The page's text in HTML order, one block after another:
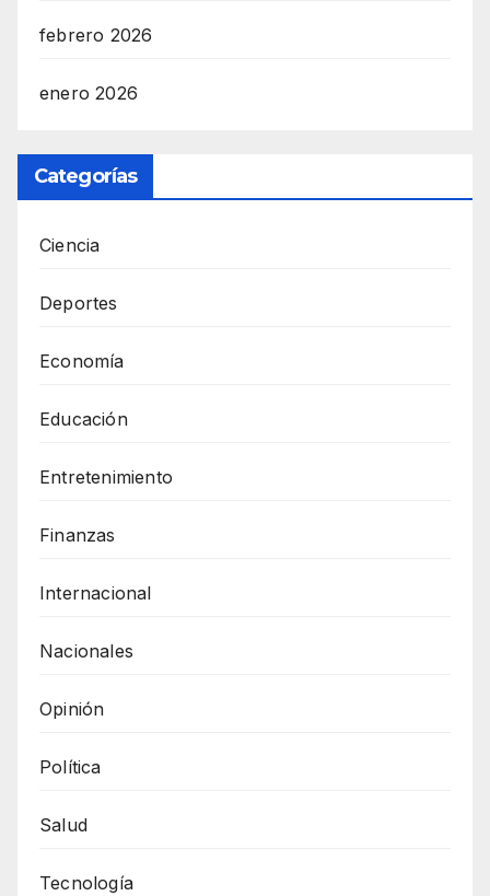
febrero 2026
enero 2026
Categorías
Ciencia
Deportes
Economía
Educación
Entretenimiento
Finanzas
Internacional
Nacionales
Opinión
Política
Salud
Tecnología